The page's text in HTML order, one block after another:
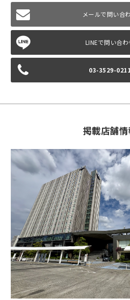
メールで問い合
03-3529-0211
掲載店舗